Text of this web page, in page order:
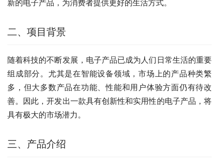
新的电子产品，为消费者提供更好的生活方式。
二、项目背景
随着科技的不断发展，电子产品已成为人们日常生活的重要
组成部分。尤其是在智能设备领域，市场上的产品种类繁
多，但大多数产品在功能、性能和用户体验方面仍有待改
善。因此，开发出一款具有创新性和实用性的电子产品，将
具有极大的市场潜力。
三、产品介绍